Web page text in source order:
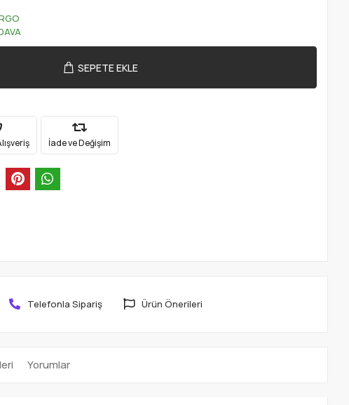
SEPETE EKLE
İade ve Değişim
Telefonla Sipariş Ürün Önerileri
Yorumlar